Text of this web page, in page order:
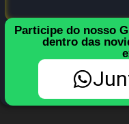
Participe do nosso
dentro das